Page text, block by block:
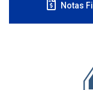
Notas